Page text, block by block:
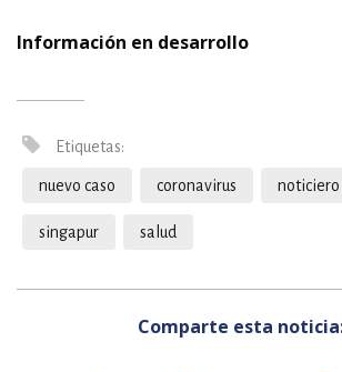
Información en desarrollo
Etiquetas:
nuevo caso coronavirus noticiero
singapur salud
Comparte esta